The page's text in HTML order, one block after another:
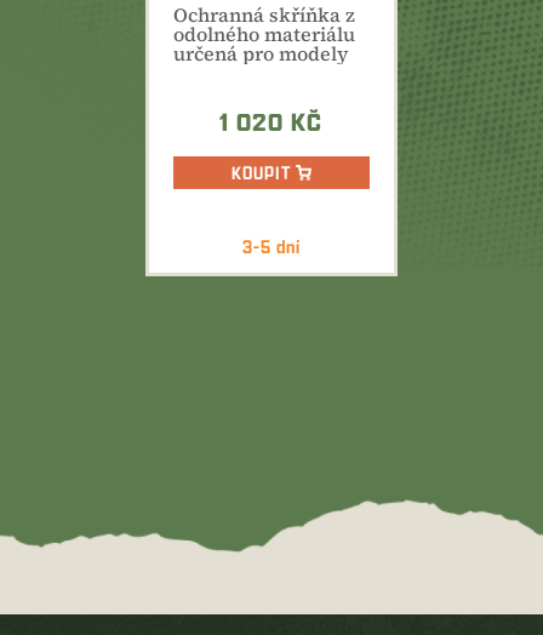
3-5 dní
Ochranná skříňka z
odolného materiálu
určená pro modely
UOVision 595, Glory
1 020 KČ
KOUPIT